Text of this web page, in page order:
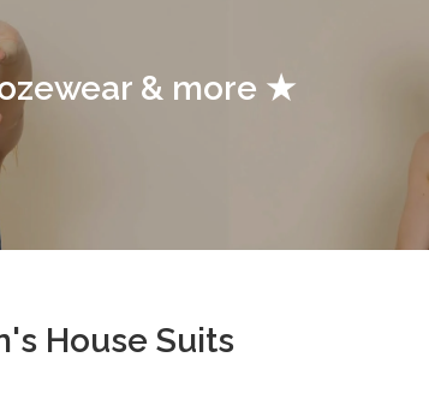
& more ★
House Suits